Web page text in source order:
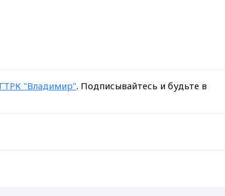
ГТРК "Владимир". Подписывайтесь и будьте в